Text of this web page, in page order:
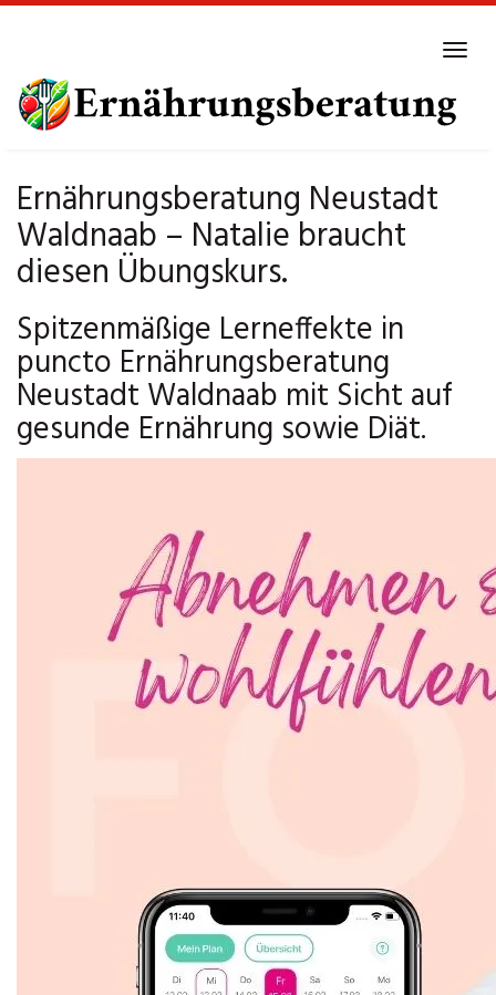
main
content
Ernährungsberatung Neustadt
Waldnaab – Natalie braucht
diesen Übungskurs.
Spitzenmäßige Lerneffekte in
puncto Ernährungsberatung
Neustadt Waldnaab mit Sicht auf
gesunde Ernährung sowie Diät.